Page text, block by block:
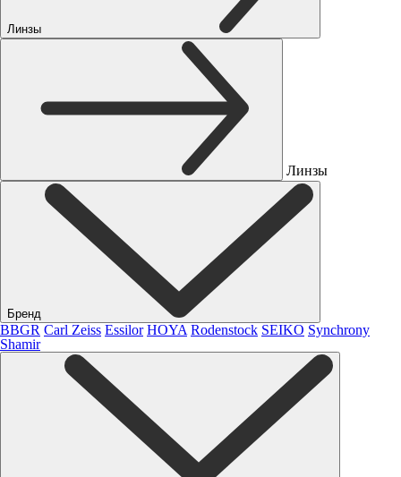
Линзы
Линзы
Бренд
BBGR Carl Zeiss Essilor HOYA Rodenstock SEIKO Synchrony
Shamir